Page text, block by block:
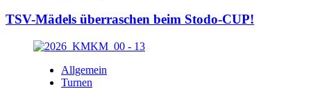
TSV-Mädels überraschen beim Stodo-CUP!
Allgemein
Turnen